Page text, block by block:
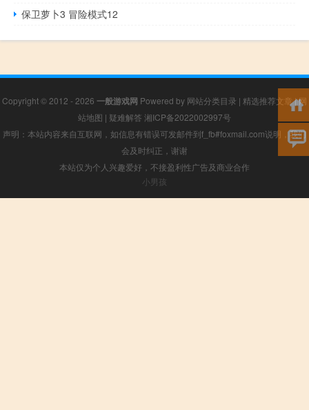
保卫萝卜3 冒险模式12
Copyright © 2012 - 2026 一般游戏网 Powered by 网站分类目录 | 精选推荐文章|网
站地图 | 疑难解答 湘ICP备2022002997号
声明：本站内容来自互联网，如信息有错误可发邮件到f_fb#foxmail.com说明，我们
会及时纠正，谢谢
本站仅为个人兴趣爱好，不接盈利性广告及商业合作
小男孩